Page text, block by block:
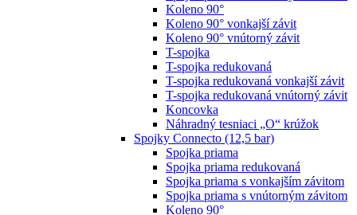
Koleno 90°
Koleno 90° vonkajší závit
Koleno 90° vnútorný závit
T-spojka
T-spojka redukovaná
T-spojka redukovaná vonkajší závit
T-spojka redukovaná vnútorný závit
Koncovka
Náhradný tesniaci „O“ krúžok
Spojky Connecto (12,5 bar)
Spojka priama
Spojka priama redukovaná
Spojka priama s vonkajším závitom
Spojka priama s vnútorným závitom
Koleno 90°